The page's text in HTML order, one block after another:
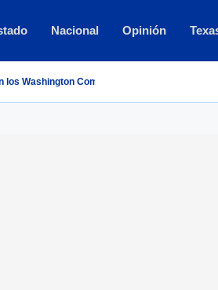
Nacional Opinión
Washington Commanders